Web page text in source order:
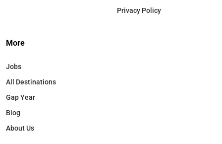
Privacy Policy
More
Jobs
All Destinations
Gap Year
Blog
About Us